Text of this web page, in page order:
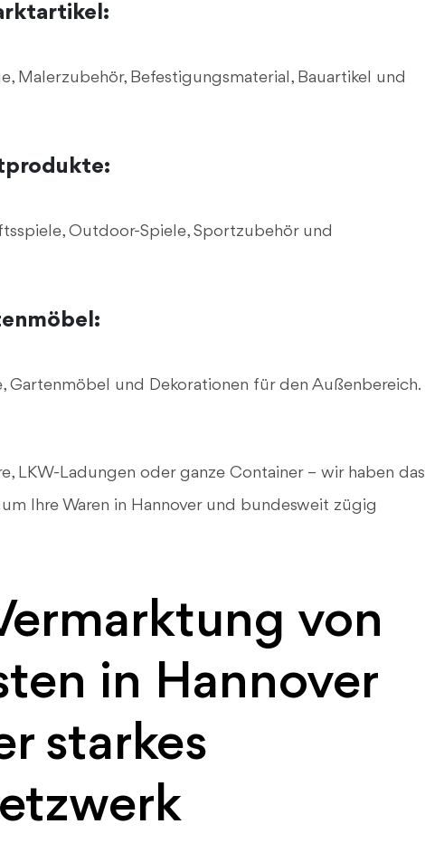
Malerzubehör, Befestigungsmaterial, Bauartikel und
Outdoor-Spiele, Sportzubehör und
Gartenmöbel und Dekorationen für den Außenbereich.
LKW-Ladungen oder ganze Container – wir haben das
Ihre Waren in Hannover und bundesweit zügig
von
in Hannover
starkes